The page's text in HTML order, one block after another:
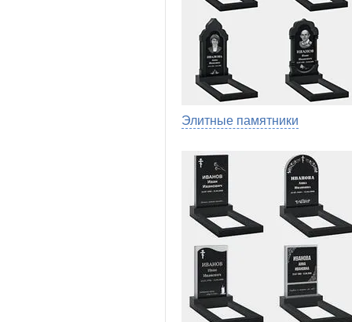
Элитные памятники